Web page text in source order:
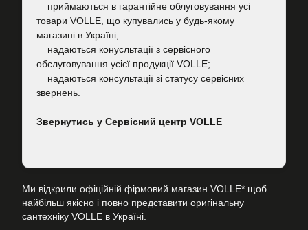
приймаються в гарантійне облуговування усі
товари VOLLE, що купувались у будь-якому
магазині в Україні;
надаються конусльтації з сервісного
обслуговування усієї продукції VOLLE;
надаються консультації зі статусу сервісних
звернень.
Звернутись у Сервісний центр VOLLE
Ми відкрили офіційній фірмовий магазин VOLLE* щоб
найбільш якісно і повно представити оригінальну
сантехніку VOLLE в Україні.